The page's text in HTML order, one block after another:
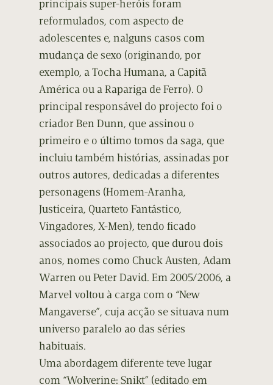
principais super-heróis foram
reformulados, com aspecto de
adolescentes e, nalguns casos com
mudança de sexo (originando, por
exemplo, a Tocha Humana, a Capitã
América ou a Rapariga de Ferro). O
principal responsável do projecto foi o
criador Ben Dunn, que assinou o
primeiro e o último tomos da saga, que
incluiu também histórias, assinadas por
outros autores, dedicadas a diferentes
personagens (Homem-Aranha,
Justiceira, Quarteto Fantástico,
Vingadores, X-Men), tendo ficado
associados ao projecto, que durou dois
anos, nomes como Chuck Austen, Adam
Warren ou Peter David. Em 2005/2006, a
Marvel voltou à carga com o “New
Mangaverse”, cuja acção se situava num
universo paralelo ao das séries
habituais.
Uma abordagem diferente teve lugar
com “Wolverine: Snikt” (editado em